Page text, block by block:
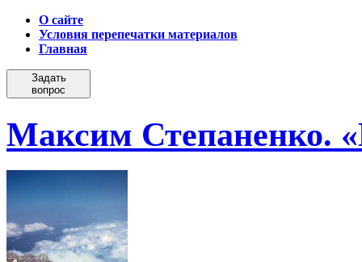
О сайте
Условия перепечатки материалов
Главная
Задать
вопрос
Максим Степаненко.